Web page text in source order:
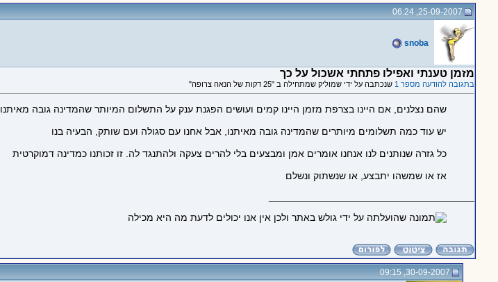
25-09-2007, 06:24
snoba
מזמן טענתי ואפילו פתחתי אשכול על כך
בתגובה להודעה מספר 1 שנכתבה על ידי שמוליק שמתחילה ב "25 דקות של הנאה צרופה"
שהם נצלנים, אם היינו בצרפת מזמן היינו קמים ועושים הפגנת ענק על התשלום המיותר שהמדינה גובה מאיתנו.
יש עוד כמה תשלומים מיותרים שהמדינה גובה מאיתנו, אבל אחנו עם סגולה ועם שותק, הבעיה בנו
כל גזרה שנותנים לנו אנחנו אומרים אמן ומבצעים בלי להרים צעקה ולהתנגד לה. זו זכותנו כמדינה דמוקרטית
אז או שמשהו יתבצע, או שנשתוק ונשלם
30-09-2007, 09:15